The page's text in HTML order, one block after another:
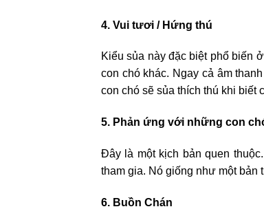
4. Vui tươi / Hứng thú
Kiểu sủa này đặc biệt phổ biến
con chó khác. Ngay cả âm
con chó sẽ sủa thích thú khi biết
5. Phản ứng với những con
Đây là một kịch bản quen
tham gia. Nó giống như một bản
6. Buồn Chán